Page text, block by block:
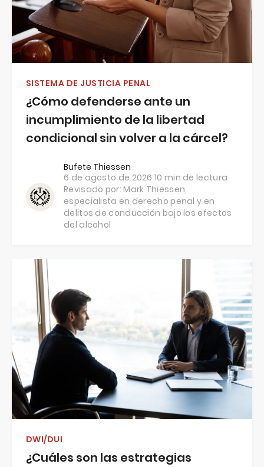
SISTEMA DE JUSTICIA PENAL
¿Cómo defenderse ante un
incumplimiento de la libertad
condicional sin volver a la cárcel?
Bufete Thiessen
6 de agosto de 2026 10 min de lectura
Revisado por:Mark Thiessen,
especialista en derecho penal y en
delitos de conducción bajo los efectos
del alcohol
DWI/DUI
¿Cuáles son las estrategias